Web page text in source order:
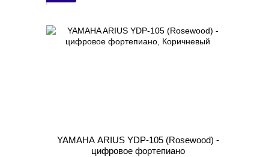
YAMAHA ARIUS YDP-105 (Rosewood) -
цифровое фортепиано